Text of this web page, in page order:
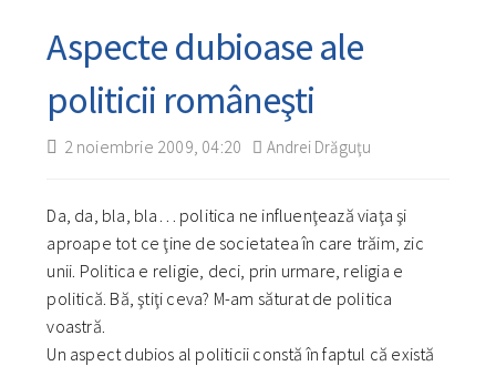
Aspecte dubioase ale
politicii româneşti
2 noiembrie 2009, 04:20 Andrei Drăguţu
Da, da, bla, bla… politica ne influenţează viaţa şi
aproape tot ce ţine de societatea în care trăim, zic
unii. Politica e religie, deci, prin urmare, religia e
politică. Bă, ştiţi ceva? M-am săturat de politica
voastră.
Un aspect dubios al politicii constă în faptul că există